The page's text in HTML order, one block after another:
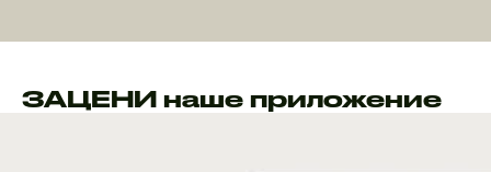
ЗАЦЕНИ наше приложение